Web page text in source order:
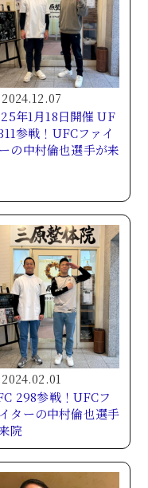
2024.12.07
年1月18日開催 UF
参戦！UFCファイ
の中村倫也選手が来
2024.02.01
298参戦！UFCフ
ターの中村倫也選手
院